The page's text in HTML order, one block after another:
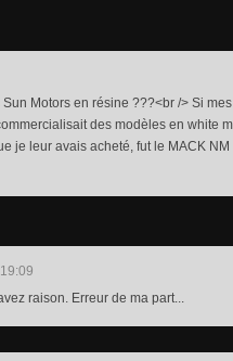
Motors en résine ???<br /> Si
des modèles en white
je leur avais acheté, fut le MACK
raison. Erreur de ma part...